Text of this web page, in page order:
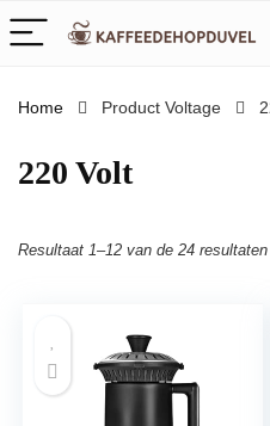
Home Product Voltage
‎220 Volt
Resultaat 1–12 van de 24